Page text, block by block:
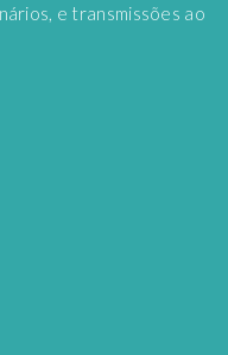
e transmissões ao